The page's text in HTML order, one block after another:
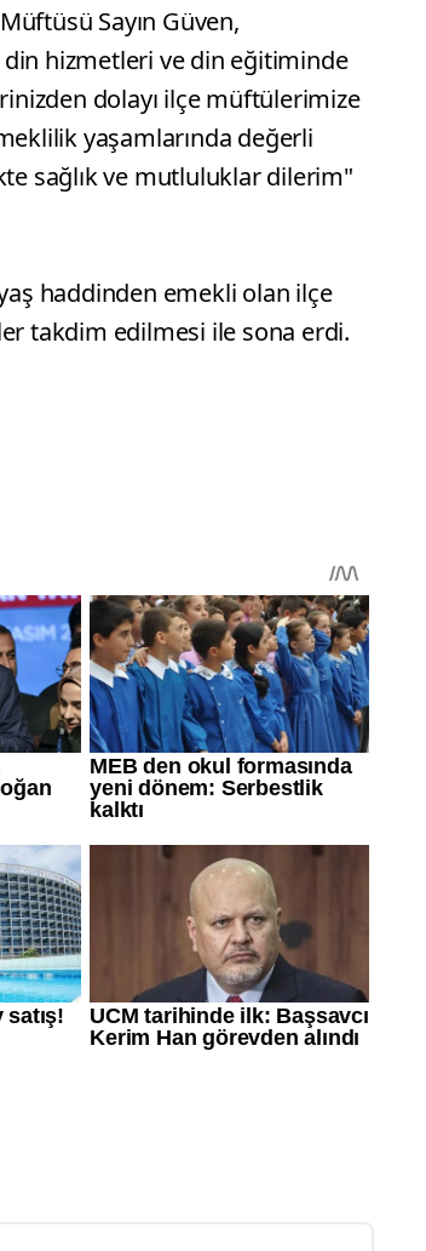
Sayın Güven,
hizmetleri ve din eğitiminde
dolayı ilçe müftülerimize
yaşamlarında değerli
sağlık ve mutluluklar dilerim"
haddinden emekli olan ilçe
takdim edilmesi ile sona erdi.